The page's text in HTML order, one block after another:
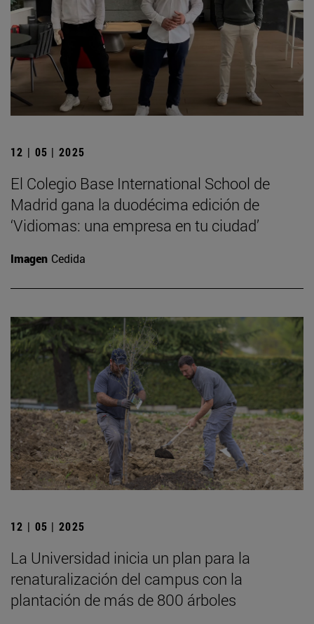
12 | 05 | 2025
El Colegio Base International School de
Madrid gana la duodécima edición de
‘Vidiomas: una empresa en tu ciudad’
Imagen Cedida
12 | 05 | 2025
La Universidad inicia un plan para la
renaturalización del campus con la
plantación de más de 800 árboles